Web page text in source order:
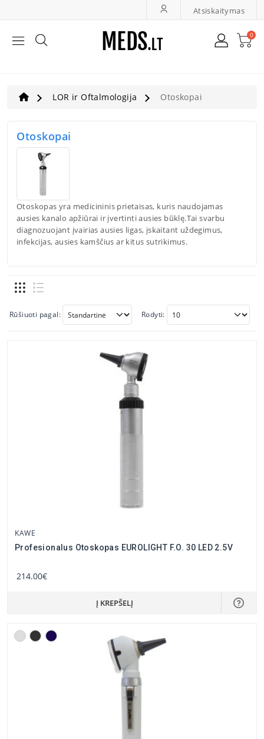
Atsiskaitymas
0
Bendroji Medicina, Slauga
Ultragarsas, Dopleriai
Veterinarija
LOR ir Oftalmologija Otoskopai
Otoskopai
Otoskopas yra medicininis prietaisas, kuris naudojamas
ausies kanalo apžiūrai ir įvertinti ausies būklę.Tai svarbu
diagnozuojant įvairias ausies ligas, įskaitant uždegimus,
infekcijas, ausies kamščius ar kitus sutrikimus.
Rūšiuoti pagal: Rodyti:
KAWE
Profesionalus Otoskopas EUROLIGHT F.O. 30 LED 2.5V
214.00€
Į KREPŠELĮ